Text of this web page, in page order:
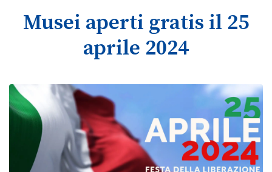
Musei aperti gratis il 25
aprile 2024